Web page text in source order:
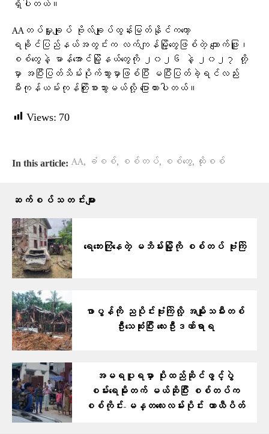
ရှိပါတယ်။
AAတပ်မှူးချုပ် ဗိုလ်ချုပ်ထွန်းမြတ်နိုင်ကတော့
ရခိုင်ပြည်နယ်အတွင်းက လက်ကျန်မြို့တွေဖြစ်တဲ့ ကျောက်ဖြူ၊
စစ်တွေနဲ့ မာန်အောင်မြို့နယ်တွေကို ၂၀၂၆ နဲ့ ၂၀၂၇ တို့
မှာ အပြီးပြတ်သိမ်းပိုက်သွားမှာဖြစ်ပြီး မပြီးပြတ်ခဲ့ရင်လည်း
မီးကုန်ယမ်းကုန်ကြိုးစားသွားမယ်လို့ ​ပြောထားပါတယ်။
Views: 70
In this article: AA, ခံစစ်, စစ်တပ်, စစ်တွေ, ထိုးစစ်
ဆက်စပ်သတင်းများ
ရေဘေးကြုံနေတဲ့ မဘိမ်းမြို့ကို စစ်တပ် ဗုံးကြဲ
ဖာပွန်ကို ညပိုင်းဗုံးကြဲလို့ အမျိုးသမီးတစ်
ဦးသေဆုံးပြီး လေးဦးဒဏ်ရာရ
အမရပူရမှာ ပိုးထည်ဆိုင်ဖွင့်ပွဲ
စမ်းရေမိုးတက် မယ်ဆိုပြီး စစ်တပ်က
စစ်ကိုင်း-မန္တလေးလမ်းပိုင်း ယာယီပိတ်